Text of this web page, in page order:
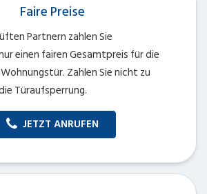
Faire Preise
Partnern zahlen Sie
einen fairen Gesamtpreis für die
Zahlen Sie nicht zu
Türaufsperrung.
JETZT ANRUFEN